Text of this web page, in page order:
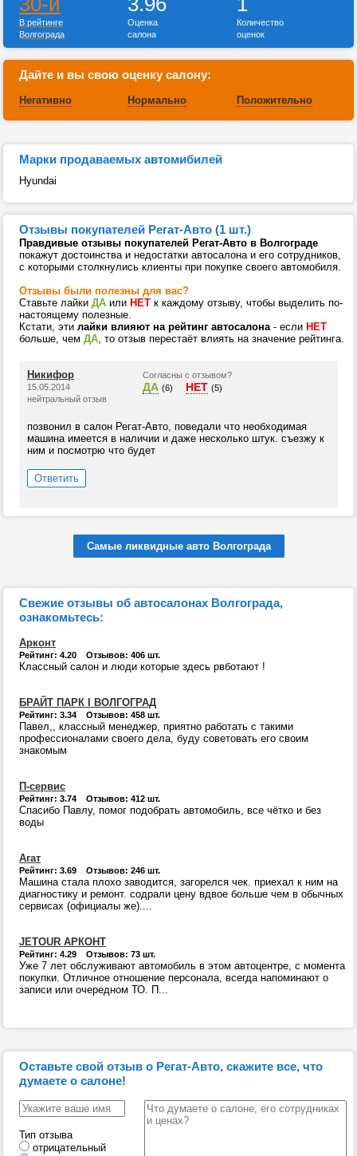
В рейтинге
Волгограда
Оценка
салона
Количество
оценок
Дайте и вы свою оценку салону:
Негативно Нормально Положительно
Марки продаваемых автомибилей
Hyundai
Отзывы покупателей Регат-Авто (1 шт.)
Правдивые отзывы покупателей Регат-Авто в Волгограде
покажут достоинства и недостатки автосалона и его сотрудников,
с которыми столкнулись клиенты при покупке своего автомобиля.
Отзывы были полезны для вас?
Ставьте лайки ДА или НЕТ к каждому отзыву, чтобы выделить по-
настоящему полезные.
Кстати, эти лайки влияют на рейтинг автосалона- если НЕТ
больше, чем ДА, то отзыв перестаёт влиять на значение рейтинга.
Никифор
15.05.2014
нейтральный отзыв
Согласны с отзывом?
ДА (6) НЕТ (5)
позвонил в салон Регат-Авто, поведали что необходимая
машина имеется в наличии и даже несколько штук. съезжу к
ним и посмотрю что будет
Ответить
Самые ликвидные авто Волгограда
Свежие отзывы об автосалонах Волгограда,
ознакомьтесь:
Арконт
Рейтинг: 4.20 Отзывов: 406 шт.
Классный салон и люди которые здесь рвботают !
БРАЙТ ПАРК I ВОЛГОГРАД
Рейтинг: 3.34 Отзывов: 458 шт.
Павел,, классный менеджер, приятно работать с такими
профессионалами своего дела, буду советовать его своим
знакомым
П-сервис
Рейтинг: 3.74 Отзывов: 412 шт.
Спасибо Павлу, помог подобрать автомобиль, все чётко и без
воды
Агат
Рейтинг: 3.69 Отзывов: 246 шт.
Машина стала плохо заводится, загорелся чек. приехал к ним на
диагностику и ремонт. содрали цену вдвое больше чем в обычных
сервисах (официалы же)....
JETOUR АРКОНТ
Рейтинг: 4.29 Отзывов: 73 шт.
Уже 7 лет обслуживают автомобиль в этом автоцентре, с момента
покупки. Отличное отношение персонала, всегда напоминают о
записи или очередном ТО. П...
Оставьте свой отзыв о Регат-Авто, скажите все, что
думаете о салоне!
Тип отзыва
отрицательный